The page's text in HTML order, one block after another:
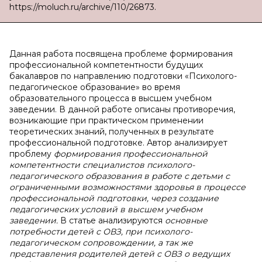
https://moluch.ru/archive/110/26873.
Данная работа посвящена проблеме формирования
профессиональной компетентности будущих
бакалавров по направлению подготовки «Психолого-
педагогическое образование» во время
образовательного процесса в высшем учебном
заведении. В данной работе описаны противоречия,
возникающие при практическом применении
теоретических знаний, полученных в результате
профессиональной подготовке. Автор анализирует
проблему формирования профессиональной
компетентности специалистов психолого-
педагогического образования в работе с детьми с
ограниченными возможностями здоровья в процессе
профессиональной подготовки, через создание
педагогических условий в высшем учебном
заведении. В статье анализируются основные
потребности детей с ОВЗ, при психолого-
педагогическом сопровождении, а так же
представления родителей детей с ОВЗ о ведущих